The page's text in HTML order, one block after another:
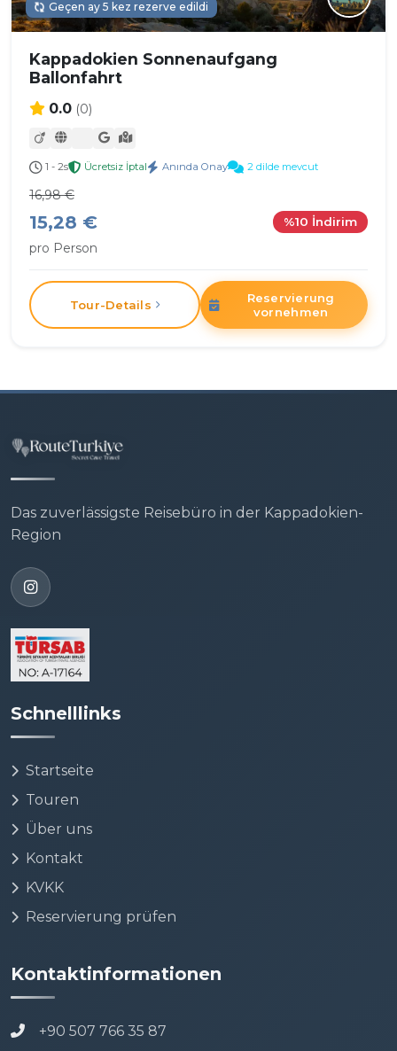
Geçen ay 5 kez rezerve edildi
Kappadokien Sonnenaufgang
Ballonfahrt
0.0 (0)
1 - 2s Ücretsiz İptal Anında Onay 2 dilde mevcut
16,98 €
15,28 €
pro Person
%10 İndirim
Tour-Details
Reservierung
vornehmen
Das zuverlässigste Reisebüro in der Kappadokien-
Region
Schnelllinks
Startseite
Touren
Über uns
Kontakt
KVKK
Reservierung prüfen
Kontaktinformationen
+90 507 766 35 87